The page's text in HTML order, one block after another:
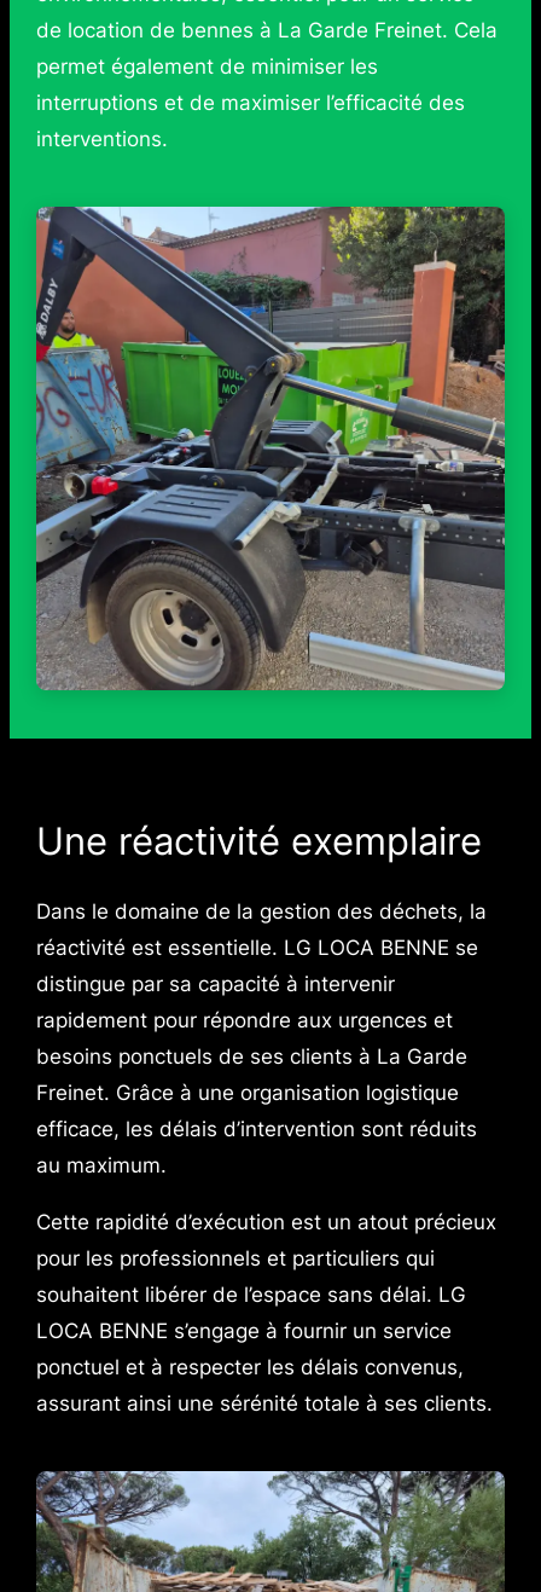
de location de bennes à La Garde Freinet. Cela
permet également de minimiser les
interruptions et de maximiser l’efficacité des
interventions.
Une réactivité exemplaire
Dans le domaine de la gestion des déchets, la
réactivité est essentielle. LG LOCA BENNE se
distingue par sa capacité à intervenir
rapidement pour répondre aux urgences et
besoins ponctuels de ses clients à La Garde
Freinet. Grâce à une organisation logistique
efficace, les délais d’intervention sont réduits
au maximum.
Cette rapidité d’exécution est un atout précieux
pour les professionnels et particuliers qui
souhaitent libérer de l’espace sans délai. LG
LOCA BENNE s’engage à fournir un service
ponctuel et à respecter les délais convenus,
assurant ainsi une sérénité totale à ses clients.